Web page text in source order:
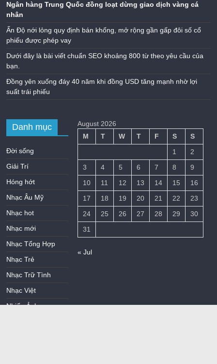
Ngân hàng Trung Quốc đồng loạt dừng giao dịch vàng cá
nhân
Ấn Độ nới lỏng quy định bán khống, mở rộng gần gấp đôi số cổ
phiếu được phép vay
Dưới đây là bài viết chuẩn SEO khoảng 800 từ theo yêu cầu của
bạn.
Đồng yên xuống đáy 40 năm khi đồng USD tăng mạnh nhờ lợi
suất trái phiếu
Danh mục
Đời sống
Giải Trí
Hóng hớt
Nhạc Âu Mỹ
Nhạc hot
Nhạc mới
Nhạc Tổng Hợp
Nhạc Trẻ
Nhạc Trữ Tình
Nhạc Việt
Nhiếp Ảnh
August 2026
M
T W T F S
S
1
2
3
4 5 6 7 8
9
10
11 12 13 14 15
16
17
18 19 20 21 22
23
24
25 26 27 28 29
30
31
« Jul